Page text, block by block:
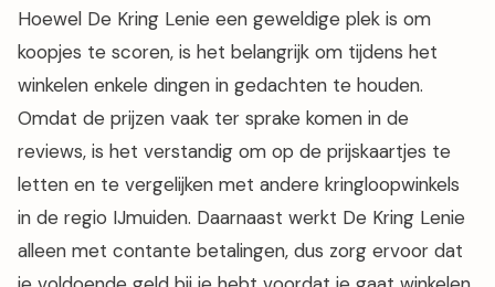
Hoewel De Kring Lenie een geweldige plek is om
koopjes te scoren, is het belangrijk om tijdens het
winkelen enkele dingen in gedachten te houden.
Omdat de prijzen vaak ter sprake komen in de
reviews, is het verstandig om op de prijskaartjes te
letten en te vergelijken met andere kringloopwinkels
in de regio IJmuiden. Daarnaast werkt De Kring Lenie
alleen met contante betalingen, dus zorg ervoor dat